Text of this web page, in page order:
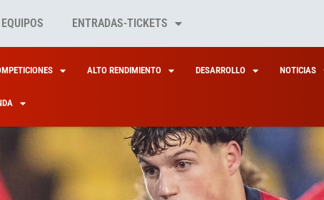
EQUIPOS ENTRADAS-TICKETS
ALTO RENDIMIENTO DESARROLLO NOTICIAS